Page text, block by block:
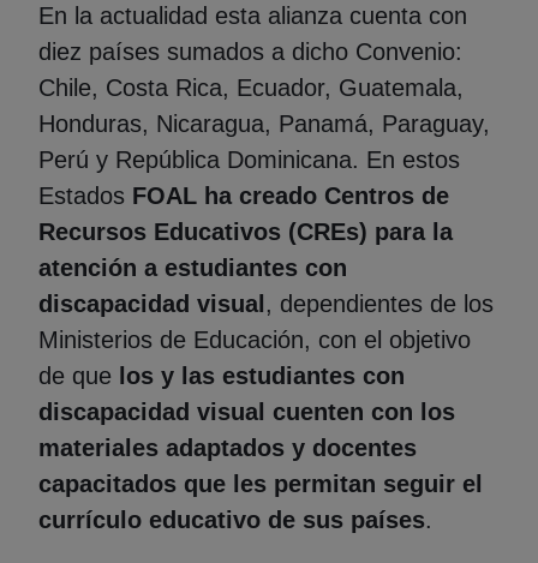
En la actualidad esta alianza cuenta con
diez países sumados a dicho Convenio:
Chile, Costa Rica, Ecuador, Guatemala,
Honduras, Nicaragua, Panamá, Paraguay,
Perú y República Dominicana. En estos
Estados FOAL ha creado Centros de
Recursos Educativos (CREs) para la
atención a estudiantes con
discapacidad visual, dependientes de los
Ministerios de Educación, con el objetivo
de que los y las estudiantes con
discapacidad visual cuenten con los
materiales adaptados y docentes
capacitados que les permitan seguir el
currículo educativo de sus países.